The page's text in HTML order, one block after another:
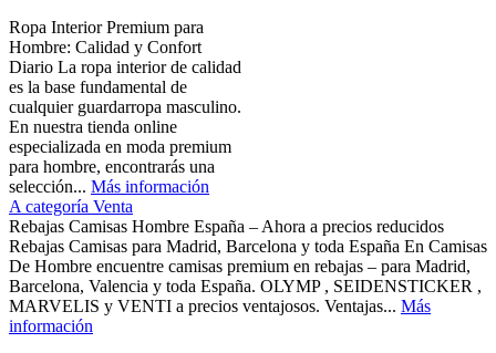
Ropa Interior Premium para
Hombre: Calidad y Confort
Diario La ropa interior de calidad
es la base fundamental de
cualquier guardarropa masculino.
En nuestra tienda online
especializada en moda premium
para hombre, encontrarás una
selección... Más información
A categoría Venta
Rebajas Camisas Hombre España – Ahora a precios reducidos
Rebajas Camisas para Madrid, Barcelona y toda España En Camisas
De Hombre encuentre camisas premium en rebajas – para Madrid,
Barcelona, Valencia y toda España. OLYMP , SEIDENSTICKER ,
MARVELIS y VENTI a precios ventajosos. Ventajas... Más
información